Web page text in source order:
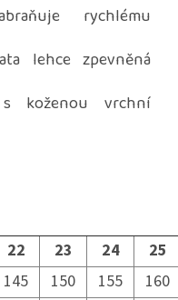
rychlému
lehce zpevněná
s koženou vrchní
22 23 24
25
145 150 155
160